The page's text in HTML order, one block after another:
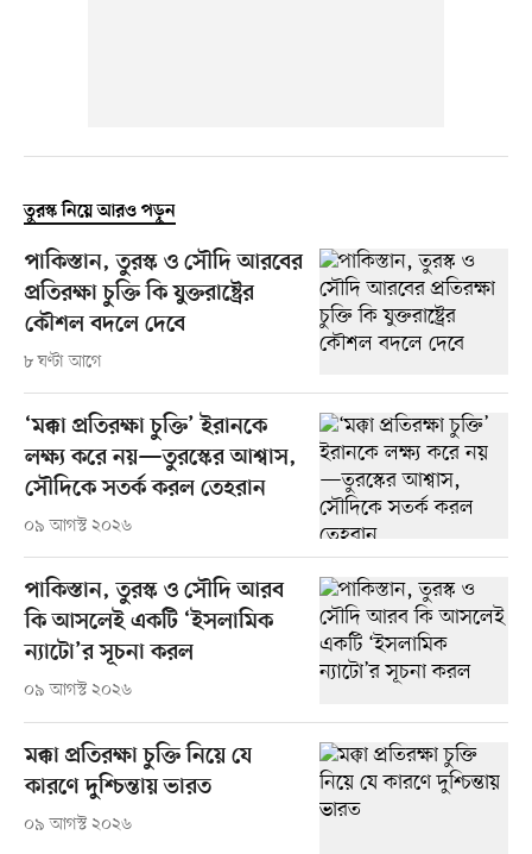
তুরস্ক নিয়ে আরও পড়ুন
পাকিস্তান, তুরস্ক ও সৌদি আরবের
প্রতিরক্ষা চুক্তি কি যুক্তরাষ্ট্রের
কৌশল বদলে দেবে
৮ ঘণ্টা আগে
‘মক্কা প্রতিরক্ষা চুক্তি’ ইরানকে
লক্ষ্য করে নয়—তুরস্কের আশ্বাস,
সৌদিকে সতর্ক করল তেহরান
০৯ আগস্ট ২০২৬
পাকিস্তান, তুরস্ক ও সৌদি আরব
কি আসলেই একটি ‘ইসলামিক
ন্যাটো’র সূচনা করল
০৯ আগস্ট ২০২৬
মক্কা প্রতিরক্ষা চুক্তি নিয়ে যে
কারণে দুশ্চিন্তায় ভারত
০৯ আগস্ট ২০২৬